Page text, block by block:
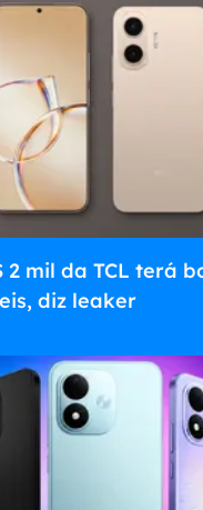
2 mil da TCL terá
diz leaker